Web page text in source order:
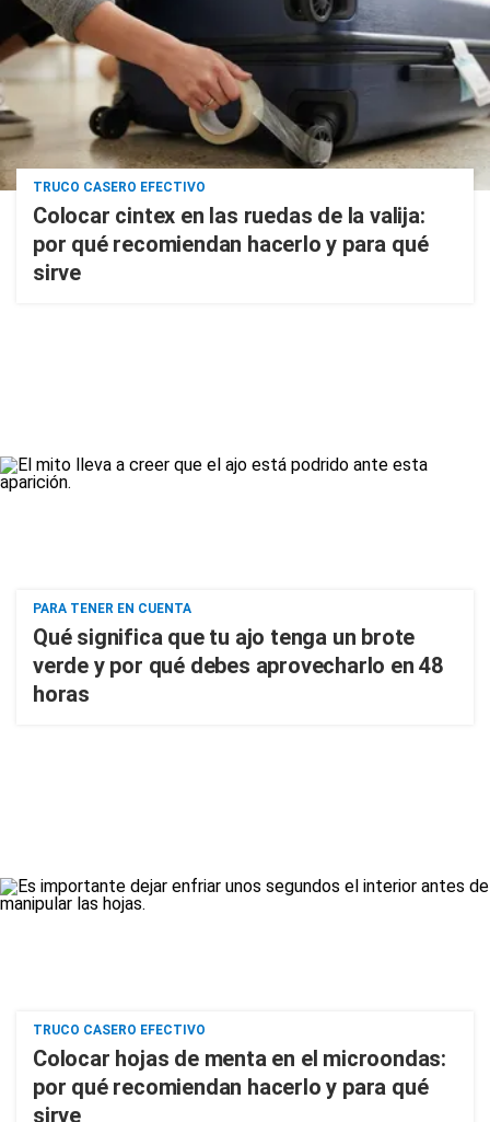
TRUCO CASERO EFECTIVO
Colocar cintex en las ruedas de la valija:
por qué recomiendan hacerlo y para qué
sirve
PARA TENER EN CUENTA
Qué significa que tu ajo tenga un brote
verde y por qué debes aprovecharlo en 48
horas
TRUCO CASERO EFECTIVO
Colocar hojas de menta en el microondas:
por qué recomiendan hacerlo y para qué
sirve